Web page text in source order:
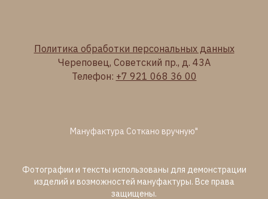
Политика обработки персональных данных
Череповец, Советский пр., д. 43А
Телефон: +7 921 068 36 00
Мануфактура Соткано вручную"
Фотографии и тексты использованы для демонстрации
изделий и возможностей мануфактуры. Все права
защищены.